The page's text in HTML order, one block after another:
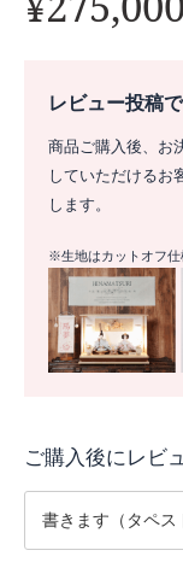
レビュー投稿
商品ご購入後、お
していただけるお
します。
※生地はカットオフ仕
ご購入後にレビ